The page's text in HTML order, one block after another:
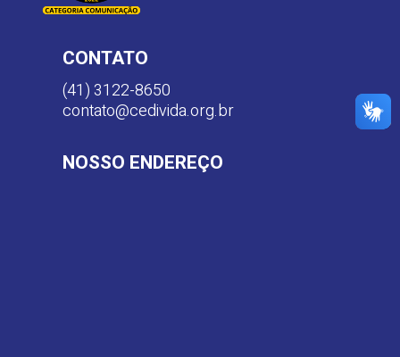
CONTATO
(41) 3122-8650
contato@cedivida.org.br
NOSSO ENDEREÇO